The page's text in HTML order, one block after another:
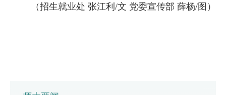
（招生就业处 张江利/文 党委宣传部 薛杨/图）